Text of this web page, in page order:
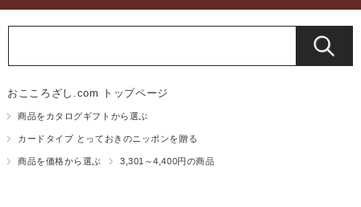
おこころざし.com トップページ
商品をカタログギフトから選ぶ
カードタイプ とっておきのニッポンを贈る
商品を価格から選ぶ 3,301～4,400円の商品